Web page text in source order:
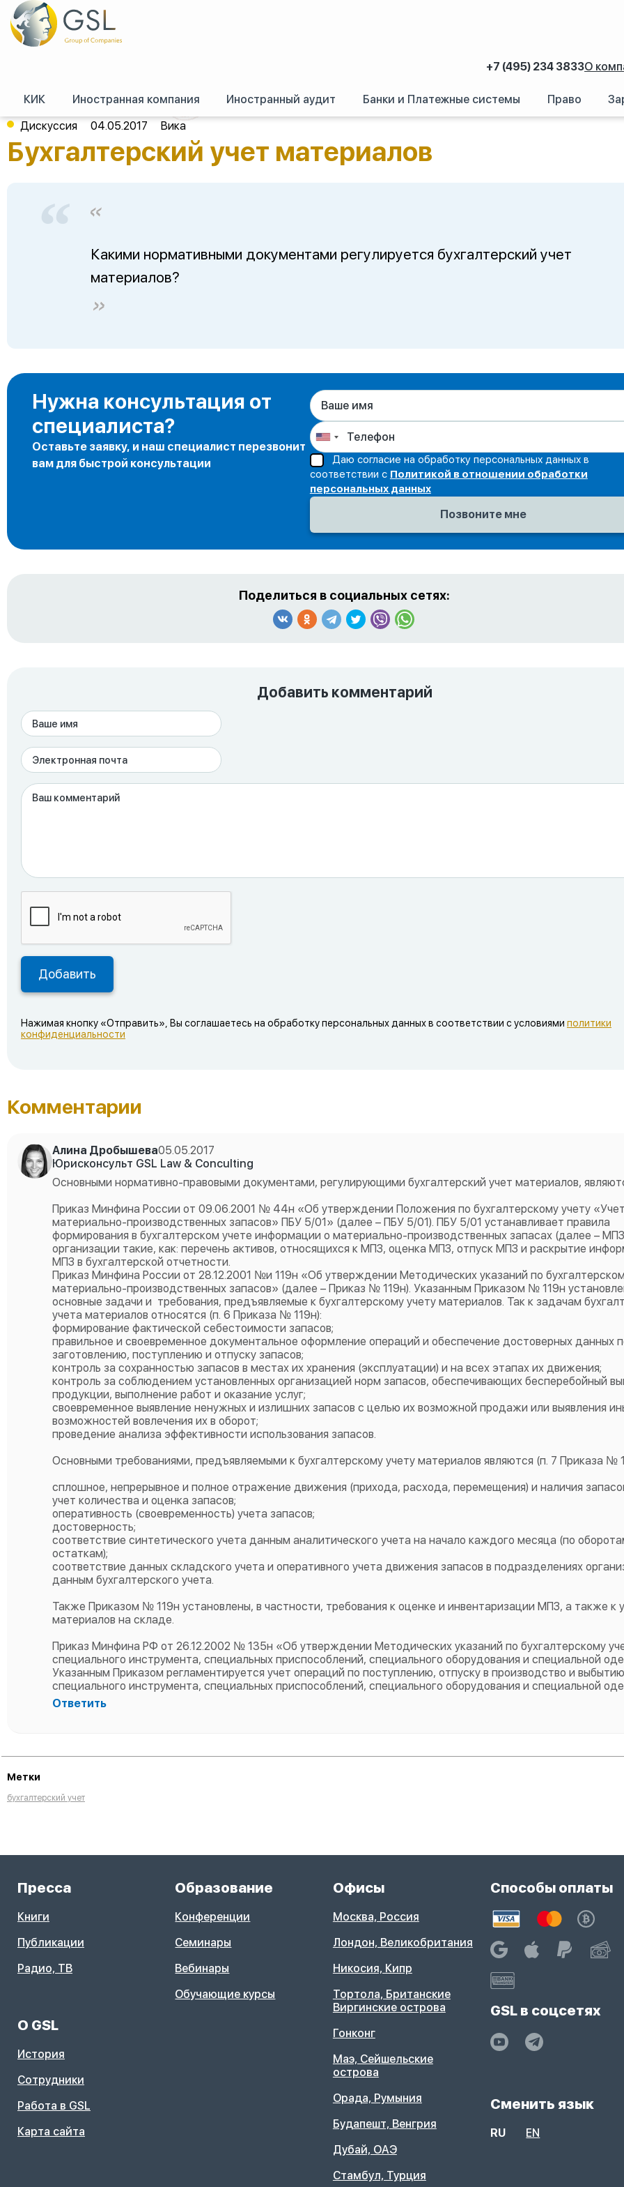
+7 (495) 234 3833О
КИК Иностранная компания Иностранный аудит Банки и Платежные системы Право
GSL/Форум (российское право) /Российское право/Бухгалтерский учет материалов
Дискуссия 04.05.2017 Вика
Бухгалтерский учет материалов
Какими нормативными документами регулируется бухгалтерский учет
материалов?
Нужна консультация от
специалиста?
Оставьте заявку, и наш специалист перезвонит
вам для быстрой консультации
Даю согласие на обработку персональных данных в
соответствии с Политикой в отношении обработки
персональных данных
Поделиться в социальных сетях:
Добавить комментарий
Нажимая кнопку «Отправить», Вы соглашаетесь на обработку персональных данных в соответствии с условиями политики
конфиденциальности
Комментарии
Алина Дробышева05.05.2017
Юрисконсульт GSL Law & Conculting
Основными нормативно-правовыми документами, регулирующими бухгалтерский учет материалов,
Приказ Минфина России от 09.06.2001 № 44н «Об утверждении Положения по бухгалтерскому учету «Учет
материально-производственных запасов» ПБУ 5/01» (далее – ПБУ 5/01). ПБУ 5/01 устанавливает правила
формирования в бухгалтерском учете информации о материально-производственных запасах (далее –
организации такие, как: перечень активов, относящихся к МПЗ, оценка МПЗ, отпуск МПЗ и раскрытие
МПЗ в бухгалтерской отчетности.
Приказ Минфина России от 28.12.2001 №и 119н «Об утверждении Методических указаний по
материально-производственных запасов» (далее – Приказ № 119н). Указанным Приказом № 119н
основные задачи и требования, предъявляемые к бухгалтерскому учету материалов. Так к задачам
учета материалов относятся (п. 6 Приказа № 119н):
формирование фактической себестоимости запасов;
правильное и своевременное документальное оформление операций и обеспечение достоверных данных
заготовлению, поступлению и отпуску запасов;
контроль за сохранностью запасов в местах их хранения (эксплуатации) и на всех этапах их движения;
контроль за соблюдением установленных организацией норм запасов, обеспечивающих бесперебойный
продукции, выполнение работ и оказание услуг;
своевременное выявление ненужных и излишних запасов с целью их возможной продажи или выявления
возможностей вовлечения их в оборот;
проведение анализа эффективности использования запасов.
Основными требованиями, предъявляемыми к бухгалтерскому учету материалов являются (п. 7 Приказа №
сплошное, непрерывное и полное отражение движения (прихода, расхода, перемещения) и наличия
учет количества и оценка запасов;
оперативность (своевременность) учета запасов;
достоверность;
соответствие синтетического учета данным аналитического учета на начало каждого месяца (по
остаткам);
соответствие данных складского учета и оперативного учета движения запасов в подразделениях
данным бухгалтерского учета.
Также Приказом № 119н установлены, в частности, требования к оценке и инвентаризации МПЗ, а также к
материалов на складе.
Приказ Минфина РФ от 26.12.2002 № 135н «Об утверждении Методических указаний по бухгалтерскому
специального инструмента, специальных приспособлений, специального оборудования и специальной
Указанным Приказом регламентируется учет операций по поступлению, отпуску в производство и выбытию
специального инструмента, специальных приспособлений, специального оборудования и специальной
Ответить
Метки
бухгалтерский учет
О GSL
История
Сотрудники
Работа в GSL
Карта сайта
Пресса
Книги
Публикации
Радио, ТВ
Образование
Конференции
Семинары
Вебинары
Обучающие курсы
Офисы
Москва, Россия
Лондон, Великобритания
Никосия, Кипр
Тортола, Британские
Виргинские острова
Гонконг
Маэ, Сейшельские
острова
Орада, Румыния
Будапешт, Венгрия
Дубай, ОАЭ
Стамбул, Турция
Способы оплаты
GSL в соцсетях
Сменить язык
RU EN